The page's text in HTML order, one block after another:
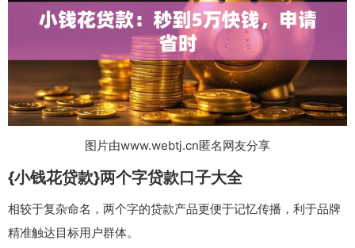
图片由www.webtj.cn匿名网友分享
{小钱花贷款}两个字贷款口子大全
相较于复杂命名，两个字的贷款产品更便于记忆传播，利于品牌
精准触达目标用户群体。